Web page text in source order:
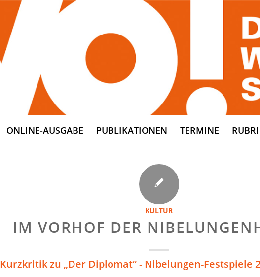
ONLINE-AUSGABE PUBLIKATIONEN TERMINE
KULTUR
IM VORHOF DER
Kurzkritik zu „Der Diplomat“ - Nibelungen-Festspiele